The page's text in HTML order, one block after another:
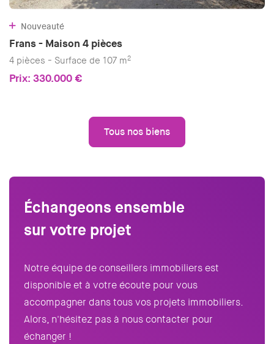
Nouveauté
Frans - Maison 4 pièces
4 pièces - Surface de 107 m2
Prix: 330.000 €
Tous nos biens
Échangeons ensemble
sur votre projet
Notre équipe de conseillers immobiliers est
disponible et à votre écoute pour vous
accompagner dans tous vos projets immobiliers.
Alors, n'hésitez pas à nous contacter pour
échanger !